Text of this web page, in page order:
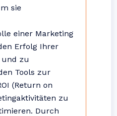
sie
einer Marketing
Erfolg Ihrer
und zu
Tools zur
(Return on
zu
Durch